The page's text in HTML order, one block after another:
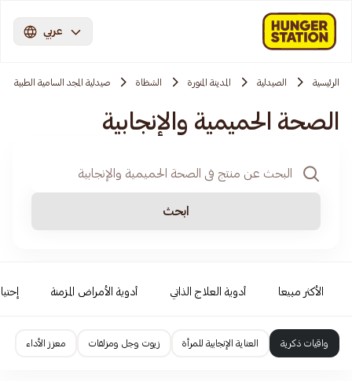
عربي
الرئيسية الصيدلية المدينة المنورة الشظاة صيدلية المجد السامية الطبية
الصحة الحميمية والإنجابية
ابحث
الأكثر مبيعا أدوية العلاج الذاتي أدوية الأمراض المزمنة
واقيات ذكرية العناية الإنجابية للمرأة زيوت وجل ومزلقات معزز الأداء